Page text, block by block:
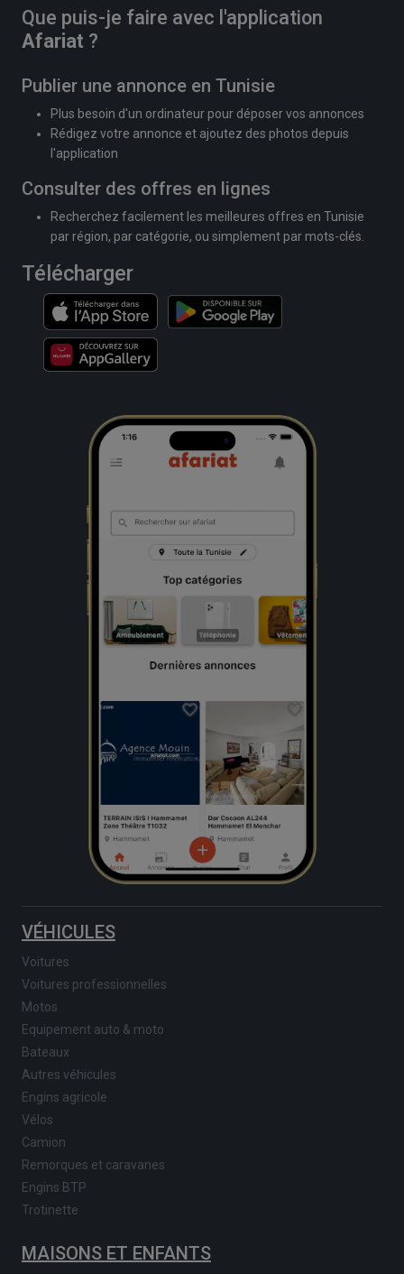
Que puis-je faire avec l'application
Afariat ?
Publier une annonce en Tunisie
Plus besoin d'un ordinateur pour déposer vos annonces
Rédigez votre annonce et ajoutez des photos depuis
l'application
Consulter des offres en lignes
Recherchez facilement les meilleures offres en Tunisie
par région, par catégorie, ou simplement par mots-clés.
Télécharger
VÉHICULES
Voitures
Voitures professionnelles
Motos
Equipement auto & moto
Bateaux
Autres véhicules
Engins agricole
Vélos
Camion
Remorques et caravanes
Engins BTP
Trotinette
MAISONS ET ENFANTS